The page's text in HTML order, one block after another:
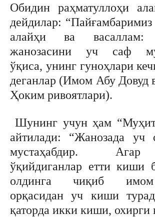
Обидин раҳматуллоҳи
дейдилар: “Пайғамбаримиз
алайҳи ва васаллам:
жанозасини уч саф
ўқиса, унинг гуноҳлари
деганлар (Имом Абу Довуд
Ҳоким ривоятлари).
Шунинг учун ҳам
айтилади: “Жанозада
мустаҳабдир.
ўқийдиганлар етти киши
олдинга чиқиб
орқасидан уч киши
қаторда икки киши, охирги